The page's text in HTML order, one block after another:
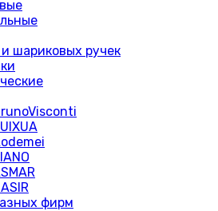
шариковых ручек
фирм